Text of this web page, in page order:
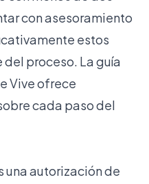
conasesoramiento
estos
proceso. Laguía
Vive ofrece
cada paso del
una autorización de